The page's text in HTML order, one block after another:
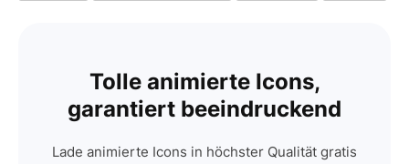
Tolle animierte Icons,
garantiert beeindruckend
Lade animierte Icons in höchster Qualität gratis